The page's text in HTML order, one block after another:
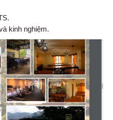
kinh nghiệm.